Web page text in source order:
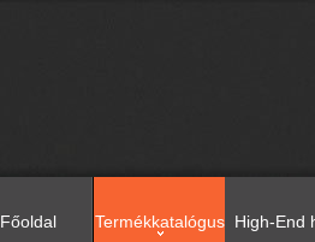
Főoldal Termékkatalógus High-End